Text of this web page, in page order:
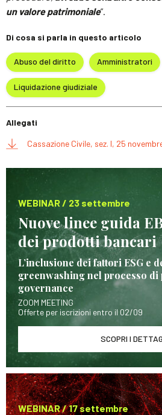
un valore patrimoniale”.
Di cosa si parla in questo articolo
Abuso del diritto Amministratori
Liquidazione giudiziale
Allegati
Cassazione Civile, sez. I, 25
WEBINAR / 23 settembre
Nuove linee guida
dei prodotti bancari
L’inclusione dei fattori ESG e
greenwashing nel processo di
governance
ZOOM MEETING
Offerte per iscrizioni entro il 02/09
SCOPRI I
WEBINAR / 17 settembre